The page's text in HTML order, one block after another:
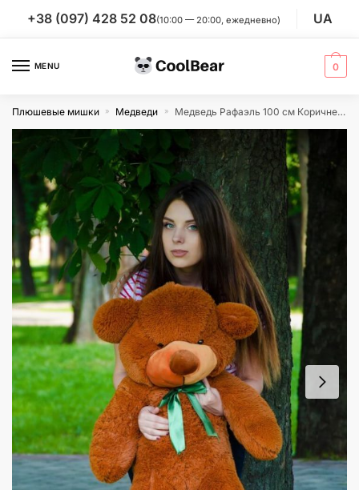
+38 (097) 428 52 08(10:00 — 20:00, ежедневно) UA
MENU 0
Плюшевые мишки » Медведи » Медведь Рафаэль 100 см Коричневый